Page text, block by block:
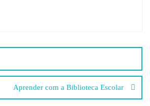
Aprender com a Biblioteca Escolar